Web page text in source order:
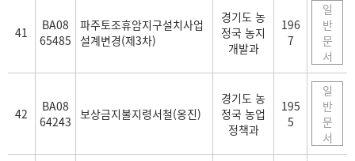
41
BA08
65485
파주토조휴암지구설치사업
설계변경(제3차)
경기도 농
정국 농지
개발과
196
7
일
반
문
서
42
BA08
64243 보상금지불지령서철(옹진)
경기도 농
정국 농업
정책과
195
5
일
반
문
서